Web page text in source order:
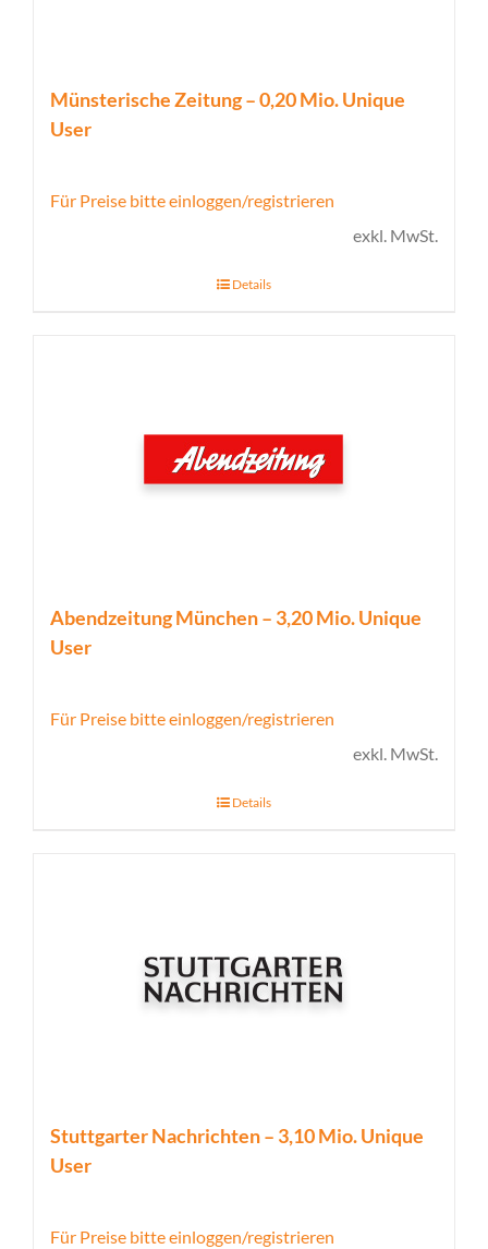
Münsterische Zeitung – 0,20 Mio. Unique
User
Für Preise bitte einloggen/registrieren
exkl. MwSt.
Details
Abendzeitung München – 3,20 Mio. Unique
User
Für Preise bitte einloggen/registrieren
exkl. MwSt.
Details
Stuttgarter Nachrichten – 3,10 Mio. Unique
User
Für Preise bitte einloggen/registrieren